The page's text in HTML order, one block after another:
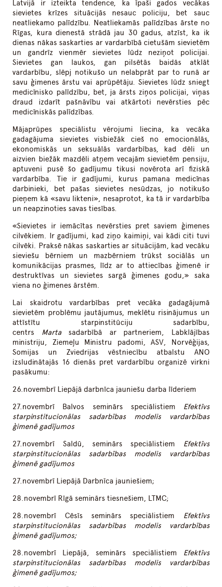
Latvijā ir izteikta tendence, ka īpaši gados vecākas
sievietes krīzes situācijās nesauc policiju, bet sauc
neatliekamo palīdzību. Neatliekamās palīdzības ārste no
Rīgas, kura dienestā strādā jau 30 gadus, atzīst, ka ik
dienas nākas saskarties ar vardarbībā cietušām sievietēm
un gandrīz vienmēr sievietes lūdz neziņot policijai.
Sievietes gan laukos, gan pilsētās baidās atklāt
vardarbību, slēpj notikušo un nelabprāt par to runā ar
savu ģimenes ārstu vai aprūpētāju. Sievietes lūdz sniegt
medicīnisko palīdzību, bet, ja ārsts ziņos policijai, viņas
draud izdarīt pašnāvību vai atkārtoti nevērsties pēc
medicīniskās palīdzības.
Mājaprūpes speciālistu vērojumi liecina, ka vecāka
gadagājuma sievietes visbiežāk cieš no emocionālās,
ekonomiskās un seksuālās vardarbības, kad dēli un
aizvien biežāk mazdēli atņem vecajām sievietēm pensiju,
aptuveni pusē šo gadījumu tikusi novērota arī fiziskā
vardarbība. Tie ir gadījumi, kurus pamana medicīnas
darbinieki, bet pašas sievietes nesūdzas, jo notikušo
pieņem kā «savu likteni», nesaprotot, ka tā ir vardarbība
un neapzinoties savas tiesības.
«Sievietes ir iemācītas nevērsties pret saviem ģimenes
cilvēkiem. Ir gadījumi, kad ziņo kaimiņi, vai kādi citi tuvi
cilvēki. Praksē nākas saskarties ar situācijām, kad vecāku
sieviešu bērniem un mazbērniem trūkst sociālās un
komunikācijas prasmes, līdz ar to attiecības ģimenē ir
destruktīvas un sievietes sargā ģimenes godu,» saka
viena no ģimenes ārstēm.
Lai skaidrotu vardarbības pret vecāka gadagājumā
sievietēm problēmu jautājumus, meklētu risinājumus un
attīstītu starpinstitūciju sadarbību,
centrs Martasadarbībā ar partneriem, Labklājības
ministriju, Ziemeļu Ministru padomi, ASV, Norvēģijas,
Somijas un Zviedrijas vēstniecību atbalstu ANO
izsludinātajās 16 dienās pret vardarbību organizē virkni
pasākumu:
26.novembrī Liepājā darbnīca jauniešu darba līderiem
27.novembrī Balvos seminārs speciālistiem Efektīvs
starpinstitucionālas sadarbības modelis vardarbības
ģimenē gadījumos
27.novembrī Saldū, seminārs speciālistiem Efektīvs
starpinstitucionālas sadarbības modelis vardarbības
ģimenē gadījumos
27.novembrī Liepājā Darbnīca jauniešiem;
28.novembrī Rīgā seminārs tiesnešiem, LTMC;
28.novembrī Cēsīs seminārs speciālistiem Efektīvs
starpinstitucionālas sadarbības modelis vardarbības
ģimenē gadījumos;
28.novembrī Liepājā, seminārs speciālistiem Efektīvs
starpinstitucionālas sadarbības modelis vardarbības
ģimenē gadījumos;